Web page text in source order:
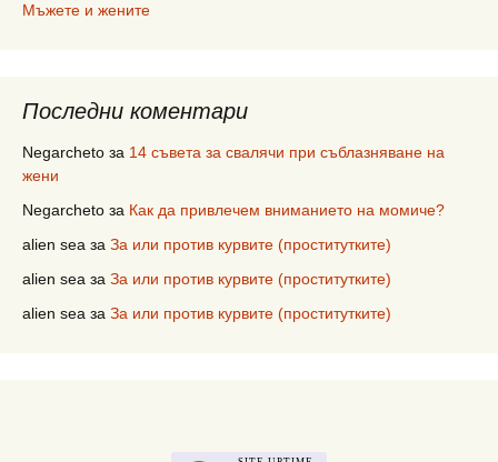
Мъжете и жените
Последни коментари
Negarcheto за 14 съвета за свалячи при съблазняване на
жени
Negarcheto за Как да привлечем вниманието на момиче?
alien sea за За или против курвите (проститутките)
alien sea за За или против курвите (проститутките)
alien sea за За или против курвите (проститутките)